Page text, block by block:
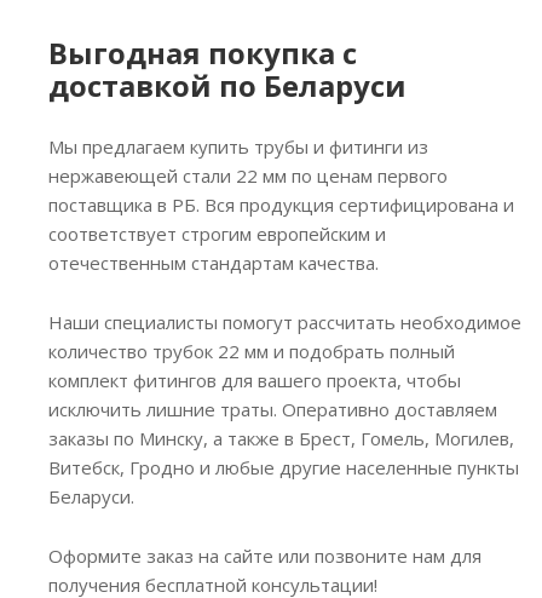
Выгодная покупка с
доставкой по Беларуси
Мы предлагаем купить трубы и фитинги из
нержавеющей стали 22 мм по ценам первого
поставщика в РБ. Вся продукция сертифицирована и
соответствует строгим европейским и
отечественным стандартам качества.
Наши специалисты помогут рассчитать необходимое
количество трубок 22 мм и подобрать полный
комплект фитингов для вашего проекта, чтобы
исключить лишние траты. Оперативно доставляем
заказы по Минску, а также в Брест, Гомель, Могилев,
Витебск, Гродно и любые другие населенные пункты
Беларуси.
Оформите заказ на сайте или позвоните нам для
получения бесплатной консультации!